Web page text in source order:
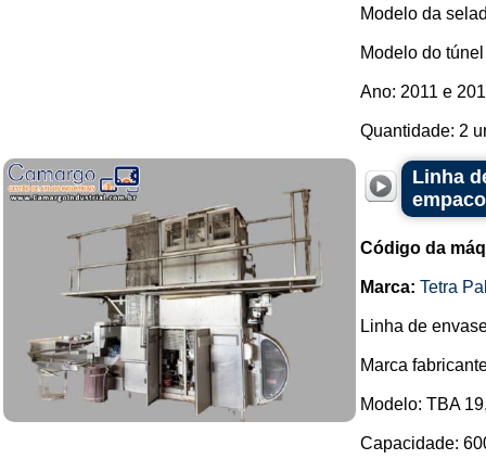
Modelo da
Modelo do
Ano: 2011 e
Quantidade: 2
Linha
Código da
Marca: Tetra
Linha de
Marca
Modelo: TBA
Capacidade: